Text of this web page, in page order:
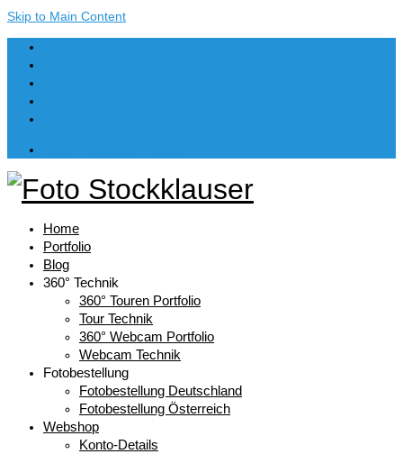
Skip to Main Content
Home
Portfolio
Blog
360° Technik
360° Touren Portfolio
Tour Technik
360° Webcam Portfolio
Webcam Technik
Fotobestellung
Fotobestellung Deutschland
Fotobestellung Österreich
Webshop
Konto-Details